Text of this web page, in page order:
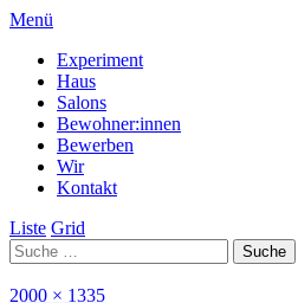
Menü
Experiment
Haus
Salons
Bewohner:innen
Bewerben
Wir
Kontakt
Liste Grid
2000 × 1335